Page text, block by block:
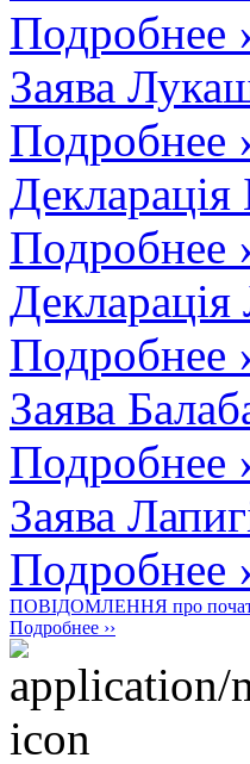
Подробнее
Заява
Подробнее
Декларація
Подробнее
Подробнее
Заява
Подробнее
Заява
Подробнее
ПОВІДОМЛЕННЯ про початок
Подробнее ››